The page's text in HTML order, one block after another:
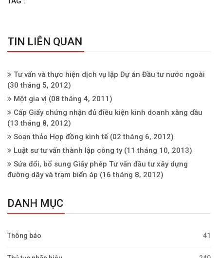
TIN LIÊN QUAN
Tư vấn và thực hiện dịch vụ lập Dự án Đầu tư nước ngoài
(30 tháng 5, 2012)
Một gia vị (08 tháng 4, 2011)
Cấp Giấy chứng nhận đủ điều kiện kinh doanh xăng dầu
(13 tháng 8, 2012)
Soạn thảo Hợp đồng kinh tế(02 tháng 6, 2012)
Luật sư tư vấn thành lập công ty(11 tháng 10, 2013)
Sửa đổi, bổ sung Giấy phép Tư vấn đầu tư xây dựng
đường dây và trạm biến áp (16 tháng 8, 2012)
DANH MỤC
Thông báo 41